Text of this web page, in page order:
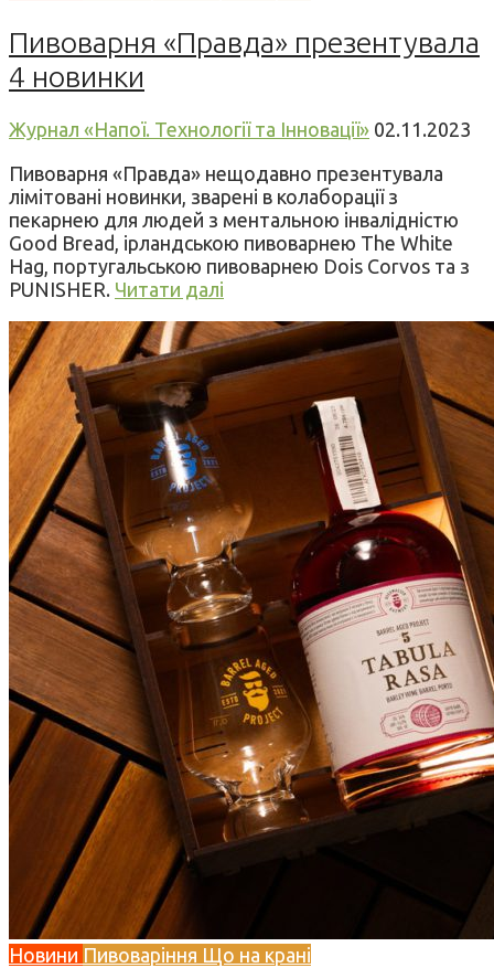
Пивоварня «Правда» презентувала
4 новинки
Журнал «Напої. Технології та Інновації» 02.11.2023
Пивоварня «Правда» нещодавно презентувала
лімітовані новинки, зварені в колаборації з
пекарнею для людей з ментальною інвалідністю
Good Bread, ірландською пивоварнею The White
Hag, португальською пивоварнею Dois Corvos та з
PUNISHER. Читати далі
Новини Пивоваріння Що на крані